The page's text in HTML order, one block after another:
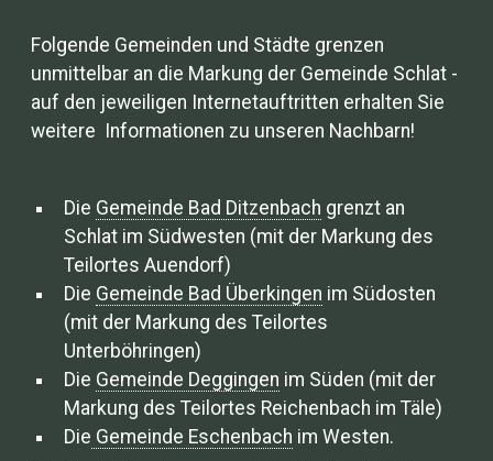
Folgende Gemeinden und Städte grenzen
unmittelbar an die Markung der Gemeinde Schlat -
auf den jeweiligen Internetauftritten erhalten Sie
weitere Informationen zu unseren Nachbarn!
Die Gemeinde Bad Ditzenbach grenzt an
Schlat im Südwesten (mit der Markung des
Teilortes Auendorf)
Die Gemeinde Bad Überkingen im Südosten
(mit der Markung des Teilortes
Unterböhringen)
Die Gemeinde Deggingen im Süden (mit der
Markung des Teilortes Reichenbach im Täle)
Die Gemeinde Eschenbach im Westen.